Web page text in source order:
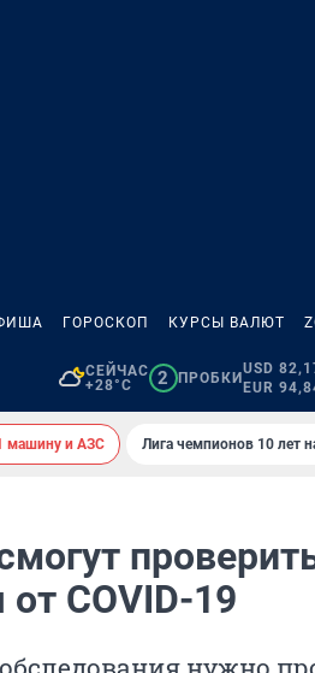
ГОРОСКОП КУРСЫ ВАЛЮТ
СЕЙЧАС
+28°C
2 ПРОБКИ
USD
EUR
машину и АЗС Лига чемпионов 10 лет
COVID-19